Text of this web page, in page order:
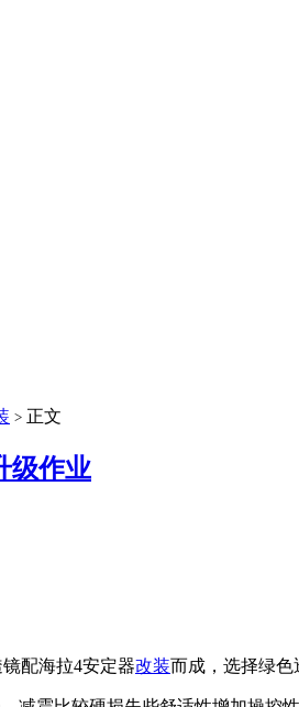
> 正文
级作业
配海拉4安定器改装而成，选择绿